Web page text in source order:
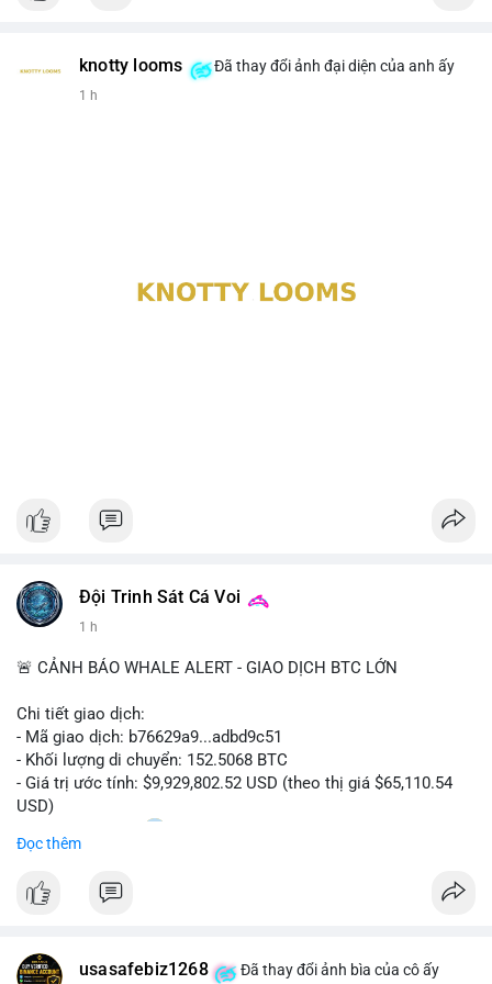
knotty looms Đã thay đổi ảnh đại diện của anh ấy
1 h
Đội Trinh Sát Cá Voi
1 h
🚨 CẢNH BÁO WHALE ALERT - GIAO DỊCH BTC LỚN
Chi tiết giao dịch:
- Mã giao dịch: b76629a9...adbd9c51
- Khối lượng di chuyển: 152.5068 BTC
- Giá trị ước tính: $9,929,802.52 USD (theo thị giá $65,110.54
USD)
- Thời gian: 17:20
Nhận định phân tích hành vi của Cá voi dựa trên giao dịch này:
Khối lượng 152.5 BTC trị giá gần 10 triệu USD được di chuyển
hiện tại, động thái này có thể là bước chuẩn bị cho việc bán ra
Đọc thêm
usasafebiz1268 Đã thay đổi ảnh bìa của cô ấy